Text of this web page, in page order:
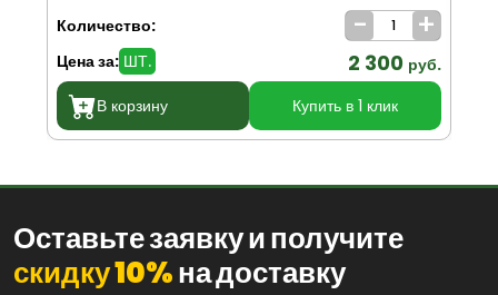
Количество: - +
Цена за: ШТ. 2 300 руб.
В корзину
Купить в 1 клик
Оставьте заявку и получите
скидку 10%на доставку